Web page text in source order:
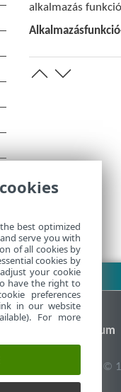
alkalmazás
ESET Fórum
©
best optimized
serve you with
of all cookies by
cookies by
your cookie
have the right to
preferences
in our website
For more